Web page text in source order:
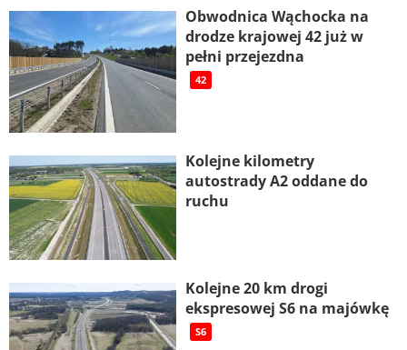
Obwodnica Wąchocka na
drodze krajowej 42 już w
pełni przejezdna
42
Kolejne kilometry
autostrady A2 oddane do
ruchu
Kolejne 20 km drogi
ekspresowej S6 na majówkę
S6